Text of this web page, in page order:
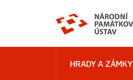
HRADY A ZÁMKY